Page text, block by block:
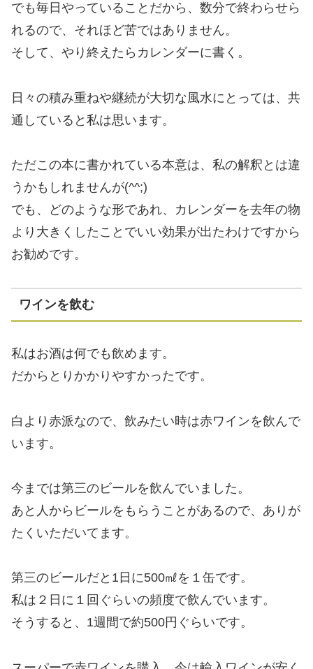
でも毎日やっていることだから、数分で終わらせら
れるので、それほど苦ではありません。
そして、やり終えたらカレンダーに書く。
日々の積み重ねや継続が大切な風水にとっては、共
通していると私は思います。
ただこの本に書かれている本意は、私の解釈とは違
うかもしれませんが(^^;)
でも、どのような形であれ、カレンダーを去年の物
より大きくしたことでいい効果が出たわけですから
お勧めです。
ワインを飲む
私はお酒は何でも飲めます。
だからとりかかりやすかったです。
白より赤派なので、飲みたい時は赤ワインを飲んで
います。
今までは第三のビールを飲んでいました。
あと人からビールをもらうことがあるので、ありが
たくいただいてます。
第三のビールだと1日に500㎖を１缶です。
私は２日に１回ぐらいの頻度で飲んでいます。
そうすると、1週間で約500円ぐらいです。